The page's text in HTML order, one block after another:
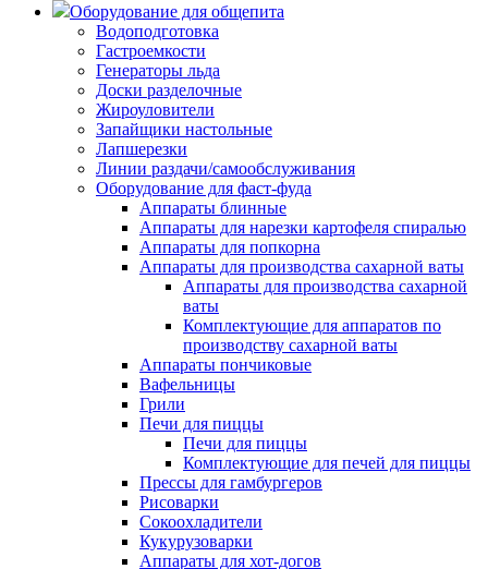
Оборудование для общепита
Водоподготовка
Гастроемкости
Генераторы льда
Доски разделочные
Жироуловители
Запайщики настольные
Лапшерезки
Линии раздачи/самообслуживания
Оборудование для фаст-фуда
Аппараты блинные
Аппараты для нарезки картофеля спиралью
Аппараты для попкорна
Аппараты для производства сахарной ваты
Аппараты для производства сахарной
ваты
Комплектующие для аппаратов по
производству сахарной ваты
Аппараты пончиковые
Вафельницы
Грили
Печи для пиццы
Печи для пиццы
Комплектующие для печей для пиццы
Прессы для гамбургеров
Рисоварки
Сокоохладители
Кукурузоварки
Аппараты для хот-догов